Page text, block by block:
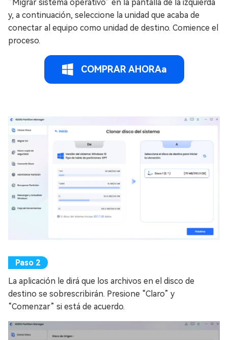
“Migrar sistema operativo” en la pantalla de la izquierda
y, a continuación, seleccione la unidad que acaba de
conectar al equipo como unidad de destino. Comience el
proceso.
COMPRAR AHORAa
La aplicación le dirá que los archivos en el disco de
destino se sobrescribirán. Presione “Claro” y
“Comenzar” si está de acuerdo.